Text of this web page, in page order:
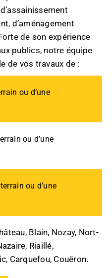
d’aménagement
de son expérience
publics, notre équipe
de vos travaux de :
ou d’une
ou d’une
ou d’une
Blain, Nozay, Nort-
Riaillé,
Carquefou, Couëron.